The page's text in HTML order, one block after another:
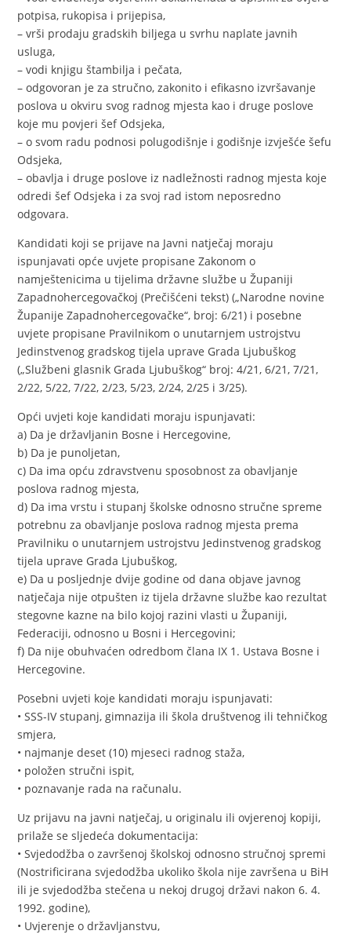
potpisa, rukopisa i prijepisa,
– vrši prodaju gradskih biljega u svrhu naplate javnih
usluga,
– vodi knjigu štambilja i pečata,
– odgovoran je za stručno, zakonito i efikasno izvršavanje
poslova u okviru svog radnog mjesta kao i druge poslove
koje mu povjeri šef Odsjeka,
– o svom radu podnosi polugodišnje i godišnje izvješće šefu
Odsjeka,
– obavlja i druge poslove iz nadležnosti radnog mjesta koje
odredi šef Odsjeka i za svoj rad istom neposredno
odgovara.
Kandidati koji se prijave na Javni natječaj moraju
ispunjavati opće uvjete propisane Zakonom o
namještenicima u tijelima državne službe u Županiji
Zapadnohercegovačkoj (Prečišćeni tekst) („Narodne novine
Županije Zapadnohercegovačke“, broj: 6/21) i posebne
uvjete propisane Pravilnikom o unutarnjem ustrojstvu
Jedinstvenog gradskog tijela uprave Grada Ljubuškog
(„Službeni glasnik Grada Ljubuškog“ broj: 4/21, 6/21, 7/21,
2/22, 5/22, 7/22, 2/23, 5/23, 2/24, 2/25 i 3/25).
Opći uvjeti koje kandidati moraju ispunjavati:
a) Da je državljanin Bosne i Hercegovine,
b) Da je punoljetan,
c) Da ima opću zdravstvenu sposobnost za obavljanje
poslova radnog mjesta,
d) Da ima vrstu i stupanj školske odnosno stručne spreme
potrebnu za obavljanje poslova radnog mjesta prema
Pravilniku o unutarnjem ustrojstvu Jedinstvenog gradskog
tijela uprave Grada Ljubuškog,
e) Da u posljednje dvije godine od dana objave javnog
natječaja nije otpušten iz tijela državne službe kao rezultat
stegovne kazne na bilo kojoj razini vlasti u Županiji,
Federaciji, odnosno u Bosni i Hercegovini;
f) Da nije obuhvaćen odredbom člana IX 1. Ustava Bosne i
Hercegovine.
Posebni uvjeti koje kandidati moraju ispunjavati:
• SSS-IV stupanj, gimnazija ili škola društvenog ili tehničkog
smjera,
• najmanje deset (10) mjeseci radnog staža,
• položen stručni ispit,
• poznavanje rada na računalu.
Uz prijavu na javni natječaj, u originalu ili ovjerenoj kopiji,
prilaže se sljedeća dokumentacija:
• Svjedodžba o završenoj školskoj odnosno stručnoj spremi
(Nostrificirana svjedodžba ukoliko škola nije završena u BiH
ili je svjedodžba stečena u nekoj drugoj državi nakon 6. 4.
1992. godine),
• Uvjerenje o državljanstvu,